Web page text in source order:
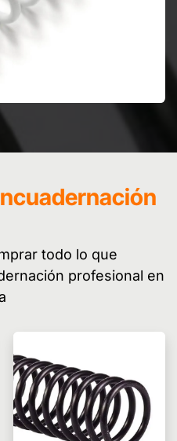
todo lo que
profesional en